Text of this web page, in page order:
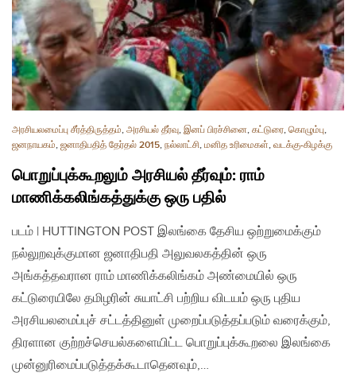
அரசியலமைப்பு சீர்த்திருத்தம், அரசியல் தீர்வு, இனப் பிரச்சினை, கட்டுரை, கொழும்பு,
ஜனநாயகம், ஜனாதிபதித் தேர்தல் 2015, நல்லாட்சி, மனித உரிமைகள், வடக்கு-கிழக்கு
பொறுப்புக்கூறலும் அரசியல் தீர்வும்: ராம்
மாணிக்கலிங்கத்துக்கு ஒரு பதில்
படம் | HUTTINGTON POST இலங்கை தேசிய ஒற்றுமைக்கும்
நல்லுறவுக்குமான ஜனாதிபதி அலுவலகத்தின் ஒரு
அங்கத்தவரான ராம் மாணிக்கலிங்கம் அண்மையில் ஒரு
கட்டுரையிலே தமிழரின் சுயாட்சி பற்றிய விடயம் ஒரு புதிய
அரசியலமைப்புச் சட்டத்தினுள் முறைப்படுத்தப்படும் வரைக்கும்,
திரளான குற்றச்செயல்களையிட்ட பொறுப்புக்கூறலை இலங்கை
முன்னுரிமைப்படுத்தக்கூடாதெனவும்,…